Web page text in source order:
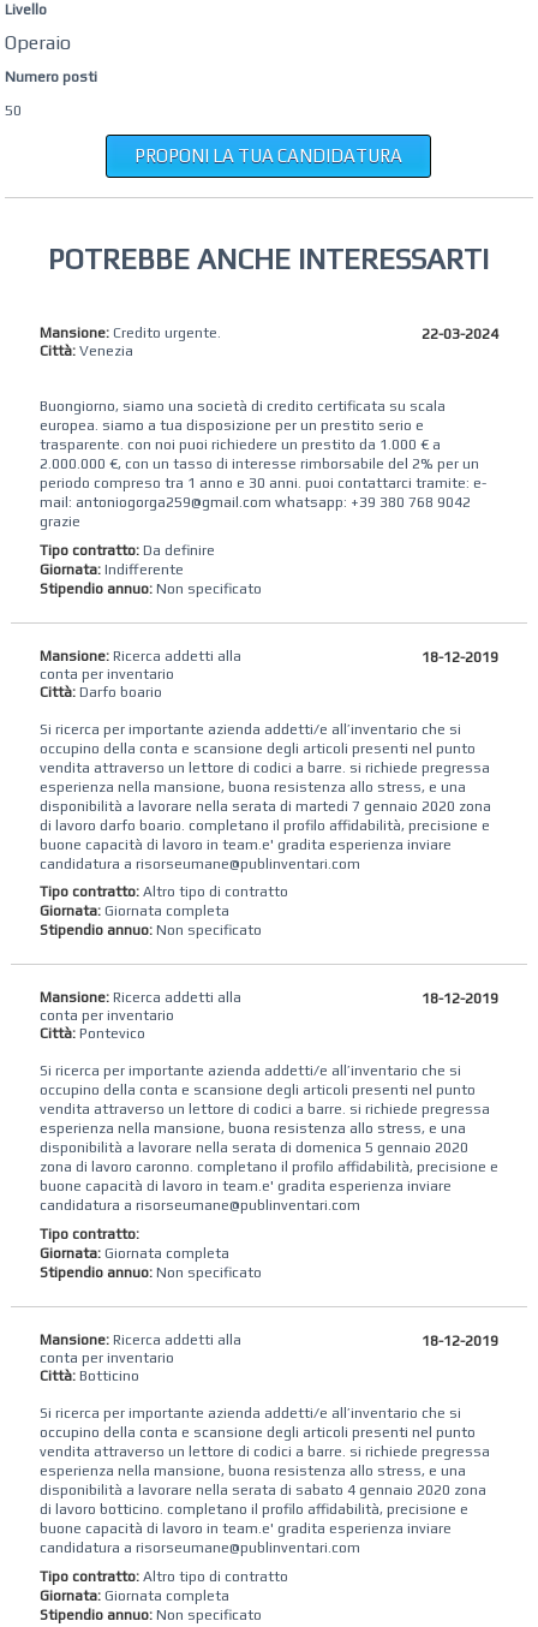
Livello
Operaio
Numero posti
50
PROPONI LA TUA CANDIDATURA
POTREBBE ANCHE INTERESSARTI
Mansione:Credito urgente.
Città:Venezia
22-03-2024
Buongiorno, siamo una società di credito certificata su scala
europea. siamo a tua disposizione per un prestito serio e
trasparente. con noi puoi richiedere un prestito da 1.000 € a
2.000.000 €, con un tasso di interesse rimborsabile del 2% per un
periodo compreso tra 1 anno e 30 anni. puoi contattarci tramite: e-
mail: antoniogorga259@gmail.com whatsapp: +39 380 768 9042
grazie
Tipo contratto:Da definire
Giornata: Indifferente
Stipendio annuo: Non specificato
Mansione:Ricerca addetti alla
conta per inventario
Città:Darfo boario
18-12-2019
Si ricerca per importante azienda addetti/e all’inventario che si
occupino della conta e scansione degli articoli presenti nel punto
vendita attraverso un lettore di codici a barre. si richiede pregressa
esperienza nella mansione, buona resistenza allo stress, e una
disponibilità a lavorare nella serata di martedi 7 gennaio 2020 zona
di lavoro darfo boario. completano il profilo affidabilità, precisione e
buone capacità di lavoro in team.e' gradita esperienza inviare
candidatura a risorseumane@publinventari.com
Tipo contratto:Altro tipo di contratto
Giornata: Giornata completa
Stipendio annuo: Non specificato
Mansione:Ricerca addetti alla
conta per inventario
Città:Pontevico
18-12-2019
Si ricerca per importante azienda addetti/e all’inventario che si
occupino della conta e scansione degli articoli presenti nel punto
vendita attraverso un lettore di codici a barre. si richiede pregressa
esperienza nella mansione, buona resistenza allo stress, e una
disponibilità a lavorare nella serata di domenica 5 gennaio 2020
zona di lavoro caronno. completano il profilo affidabilità, precisione e
buone capacità di lavoro in team.e' gradita esperienza inviare
candidatura a risorseumane@publinventari.com
Tipo contratto:
Giornata: Giornata completa
Stipendio annuo: Non specificato
Mansione:Ricerca addetti alla
conta per inventario
Città:Botticino
18-12-2019
Si ricerca per importante azienda addetti/e all’inventario che si
occupino della conta e scansione degli articoli presenti nel punto
vendita attraverso un lettore di codici a barre. si richiede pregressa
esperienza nella mansione, buona resistenza allo stress, e una
disponibilità a lavorare nella serata di sabato 4 gennaio 2020 zona
di lavoro botticino. completano il profilo affidabilità, precisione e
buone capacità di lavoro in team.e' gradita esperienza inviare
candidatura a risorseumane@publinventari.com
Tipo contratto:Altro tipo di contratto
Giornata: Giornata completa
Stipendio annuo: Non specificato